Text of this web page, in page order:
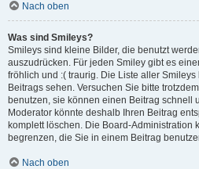
Nach oben
Was sind Smileys?
Smileys sind kleine Bilder, die benutzt
auszudrücken. Für jeden Smiley gibt es
fröhlich und :( traurig. Die Liste aller
Beitrags sehen. Versuchen Sie bitte
benutzen, sie können einen Beitrag schnell
Moderator könnte deshalb Ihren Beitrag
komplett löschen. Die Board-Administration
begrenzen, die Sie in einem Beitrag
Nach oben